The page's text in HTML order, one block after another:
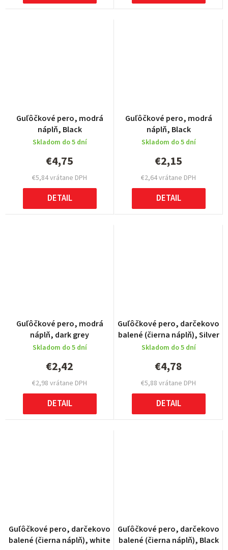
Guľôčkové pero, modrá
náplň, Black
Skladom do 5 dní
€5,84 vrátane DPH
€4,75
DETAIL
Guľôčkové pero, modrá
náplň, Black
Skladom do 5 dní
€2,64 vrátane DPH
€2,15
DETAIL
Guľôčkové pero, modrá
náplň, dark grey
Skladom do 5 dní
€2,98 vrátane DPH
€2,42
DETAIL
Guľôčkové pero, darčekovo
balené (čierna náplň), Silver
Skladom do 5 dní
€5,88 vrátane DPH
€4,78
DETAIL
Guľôčkové pero, darčekovo
balené (čierna náplň), white
Guľôčkové pero, darčekovo
balené (čierna náplň), Black